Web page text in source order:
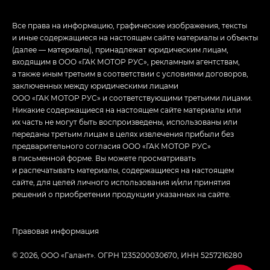
Все права на информацию, графические изображения, тексты
и иные содержащиеся на настоящем сайте материалы и объекты
(далее — материалы), принадлежат юридическим лицам,
входящим в ООО «ГАК МОТОР РУС», рекламным агентствам,
а также иным третьим в соответствии с условиями договоров,
заключенных между юридическими лицами
ООО «ГАК МОТОР РУС» и соответствующими третьими лицами.
Никакие содержащиеся на настоящем сайте материалы или
их часть не могут быть воспроизведены, использованы или
переданы третьим лицам в целях извлечения прибыли без
предварительного согласия ООО «ГАК МОТОР РУС»
в письменной форме. Вы можете просматривать
и распечатывать материалы, содержащиеся на настоящем
сайте, для целей личного использования и/или принятия
решений о приобретении продукции указанных на сайте.
© 2026, ООО «Галант». ОГРН 1235200030670, ИНН 5257216280
Правовая информация